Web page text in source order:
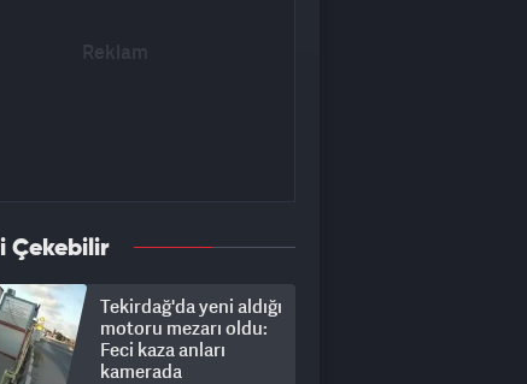
Çekebilir
Tekirdağ'da yeni aldığı
motoru mezarı oldu:
Feci kaza anları
kamerada